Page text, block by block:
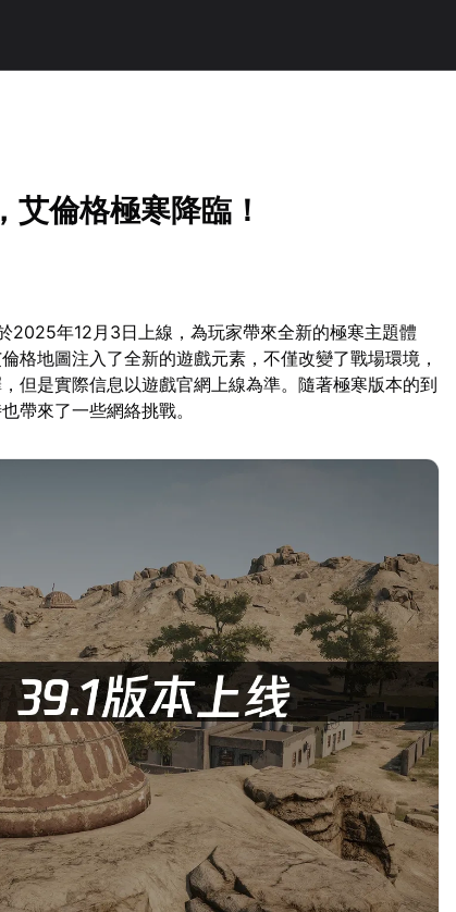
艾倫格極寒降臨！
‌2025年12月3日‌上線，為玩家帶來全新的極寒主題體
格地圖注入了全新的遊戲元素，不僅改變了戰場環境，
但是實際信息以遊戲官網上線為準。隨著極寒版本的到
帶來了一些網絡挑戰。